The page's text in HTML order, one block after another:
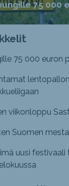
75 000
75 000 euron
viikonloppu
Suomen
uusi